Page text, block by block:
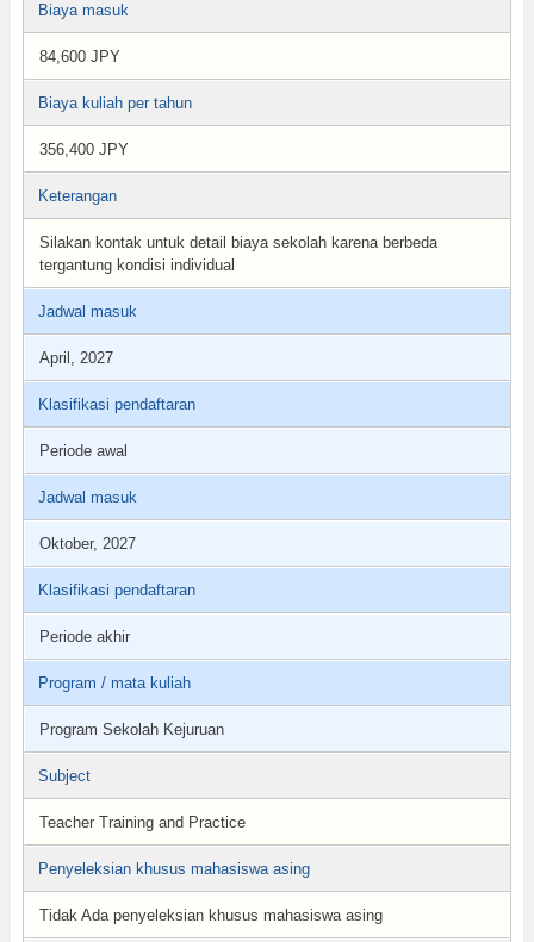
Biaya masuk
84,600 JPY
Biaya kuliah per tahun
356,400 JPY
Keterangan
Silakan kontak untuk detail biaya sekolah karena berbeda
tergantung kondisi individual
Jadwal masuk
April, 2027
Klasifikasi pendaftaran
Periode awal
Jadwal masuk
Oktober, 2027
Klasifikasi pendaftaran
Periode akhir
Program / mata kuliah
Program Sekolah Kejuruan
Subject
Teacher Training and Practice
Penyeleksian khusus mahasiswa asing
Tidak Ada penyeleksian khusus mahasiswa asing